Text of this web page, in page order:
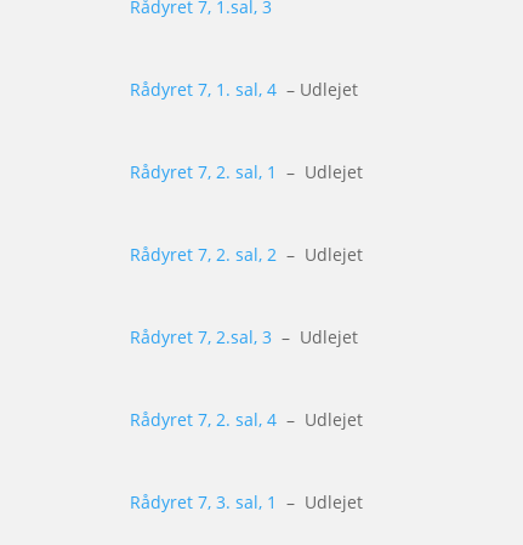
Rådyret 7, 1.sal, 3
Rådyret 7, 1. sal, 4 – Udlejet
Rådyret 7, 2. sal, 1 – Udlejet
Rådyret 7, 2. sal, 2 – Udlejet
Rådyret 7, 2.sal, 3 – Udlejet
Rådyret 7, 2. sal, 4 – Udlejet
Rådyret 7, 3. sal, 1 – Udlejet